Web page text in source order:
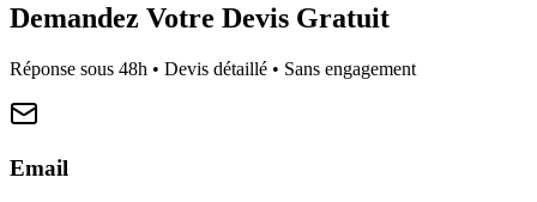
Demandez Votre Devis Gratuit
Réponse sous 48h • Devis détaillé • Sans engagement
Email